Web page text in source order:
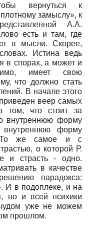
вернуться к
замыслу», к
А.А.
есть и там, где
в мысли. Скорее,
Истина ведь
в спорах, а может и
имеет свою
что должно стать
В начале этого
веер самых
том, что стоит за
внутреннюю форму
форму
То же самое и с
о которой Р.
и страсть - одно.
в качестве
парадокса:
И в подоплеке, и на
но и всей психики
уже не можем
прошлом.